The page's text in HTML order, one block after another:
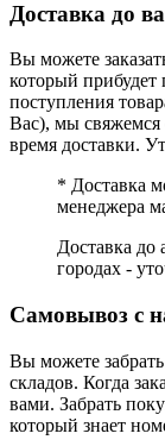
Доставка до
Вы можете
который прибудет
поступления
Вас), мы свяжемся
время доставки.
* Доставка
менеджера
Доставка до
городах -
Самовывоз с
Вы можете
складов. Когда
вами. Забрать
который знает